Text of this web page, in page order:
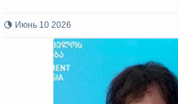
Июнь 10 2026